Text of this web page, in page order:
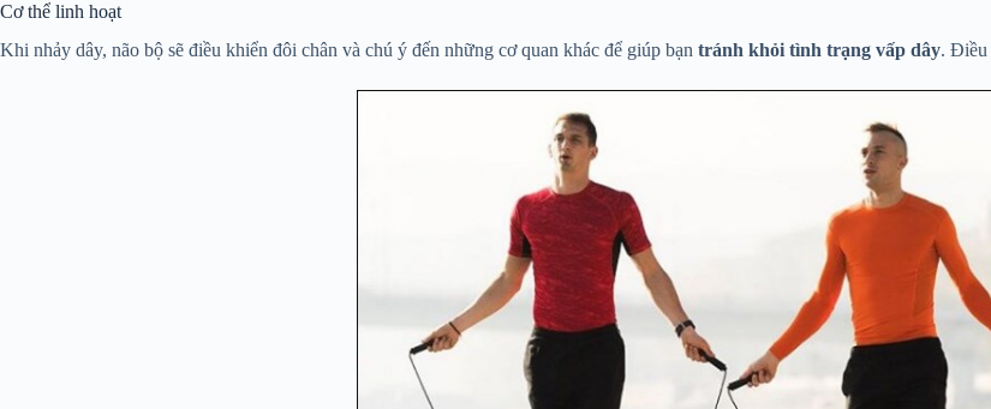
Cơ thể linh hoạt
Khi nhảy dây, não bộ sẽ điều khiển đôi chân và chú ý đến những cơ quan khác để giúp bạn tránh khỏi tình trạng vấp dây. Điều